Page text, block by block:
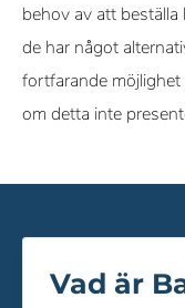
behov av att
de har något
fortfarande
om detta inte
Vad är